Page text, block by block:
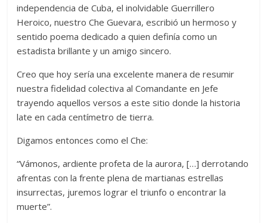
independencia de Cuba, el inolvidable Guerrillero
Heroico, nuestro Che Guevara, escribió un hermoso y
sentido poema dedicado a quien definía como un
estadista brillante y un amigo sincero.
Creo que hoy sería una excelente manera de resumir
nuestra fidelidad colectiva al Comandante en Jefe
trayendo aquellos versos a este sitio donde la historia
late en cada centímetro de tierra.
Digamos entonces como el Che:
“Vámonos, ardiente profeta de la aurora, […] derrotando
afrentas con la frente plena de martianas estrellas
insurrectas, juremos lograr el triunfo o encontrar la
muerte”.